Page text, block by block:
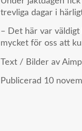
trevliga dagar i
– Det här var
mycket för oss att
Text / Bilder av
Publicerad 10